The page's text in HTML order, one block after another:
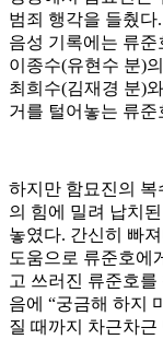
범죄 행각을 들췄
음성 기록에는 류
이종수(유현수 분)
최희수(김재경 분)
거를 털어놓는 류
하지만 함묘진의
의 힘에 밀려 납치
놓였다. 간신히 빠
도움으로 류준호에
고 쓰러진 류준호
음에 “궁금해 하지
질 때까지 차근차근